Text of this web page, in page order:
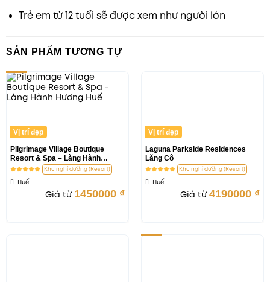
Trẻ em từ 12 tuổi sẽ được xem như người lớn
SẢN PHẨM TƯƠNG TỰ
Vị trí đẹp
Pilgrimage Village Boutique
Resort & Spa – Làng Hành
Hương HuếKhu nghỉ dưỡng (Resort)
Huế
Giá từ 1450000 ₫
Vị trí đẹp
Laguna Parkside Residences
Lăng Cô
Khu nghỉ dưỡng (Resort)
Huế
Giá từ4190000 ₫